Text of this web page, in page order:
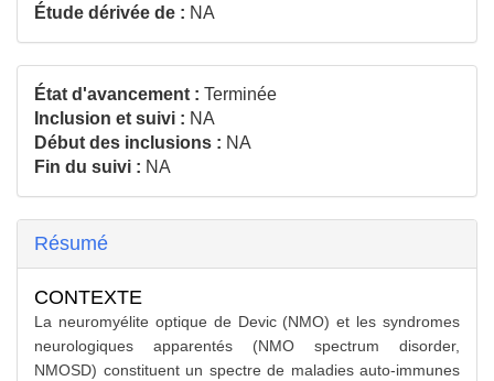
Étude dérivée de : NA
État d'avancement : Terminée
Inclusion et suivi : NA
Début des inclusions : NA
Fin du suivi : NA
Résumé
CONTEXTE
La neuromyélite optique de Devic (NMO) et les syndromes
neurologiques apparentés (NMO spectrum disorder,
NMOSD) constituent un spectre de maladies auto-immunes